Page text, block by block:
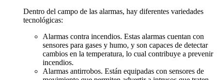
Dentro del campo de las alarmas, hay diferentes variedades
tecnológicas:
Alarmas contra incendios. Estas alarmas cuentan con
sensores para gases y humo, y son capaces de detectar
cambios en la temperatura, lo cual contribuye a prevenir
incendios.
Alarmas antirrobos. Están equipadas con sensores de